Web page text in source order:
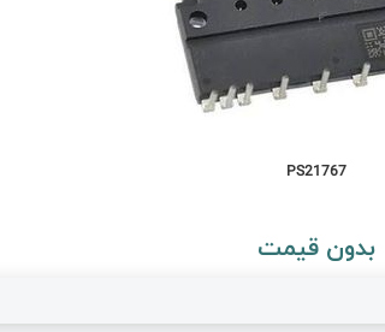
PS21767
بدون قیمت